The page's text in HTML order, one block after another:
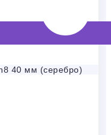
40 мм (серебро)